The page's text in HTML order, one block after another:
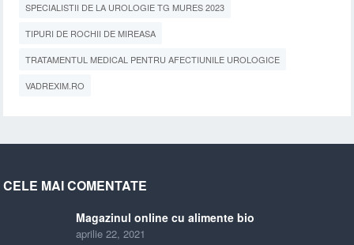
SPECIALISTII DE LA UROLOGIE TG MURES 2023
TIPURI DE ROCHII DE MIREASA
TRATAMENTUL MEDICAL PENTRU AFECTIUNILE UROLOGICE
VADREXIM.RO
CELE MAI COMENTATE
Magazinul online cu alimente bio
aprilie 22, 2021